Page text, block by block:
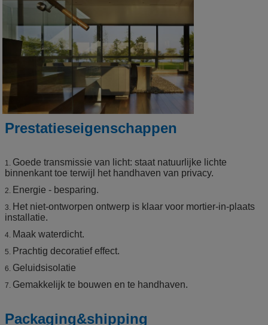
Prestatieseigenschappen
1. Goede transmissie van licht: staat natuurlijke lichte
binnenkant toe terwijl het handhaven van privacy.
2. Energie - besparing.
3.
Het niet-ontworpen ontwerp is klaar voor mortier-in-plaats
installatie.
4. Maak waterdicht.
5. Prachtig decoratief effect.
6. Geluidsisolatie
7. Gemakkelijk te bouwen en te handhaven.
Packaging&shipping